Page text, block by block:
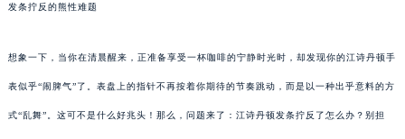
发条拧反的熊性难题
想象一下，当你在清晨醒来，正准备享受一杯咖啡的宁静时光时，却发现你的江诗丹顿手
表似乎“闹脾气”了。表盘上的指针不再按着你期待的节奏跳动，而是以一种出乎意料的方
式“乱舞”。这可不是什么好兆头！那么，问题来了：江诗丹顿发条拧反了怎么办？别担